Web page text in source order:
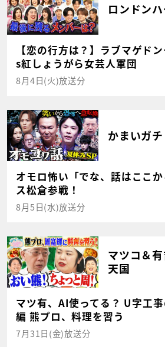
ロンドン
【恋の行方は？】ラブマゲド
s紅しょうがら女芸人軍団
8月4日(火)放送分
かまいガチ
オモロ怖い「でな、話はここ
ス松倉参戦！
8月5日(水)放送分
マツコ＆
天国
マツ有、AI使ってる？ U字工
編 熊プロ、料理を習う
7月31日(金)放送分